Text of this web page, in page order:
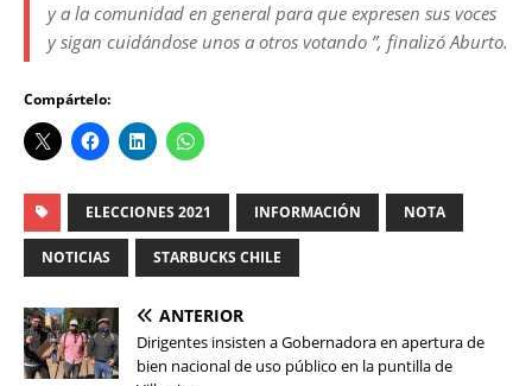
y a la comunidad en general para que expresen sus voces
y sigan cuidándose unos a otros votando ”, finalizó Aburto.
Compártelo:
ELECCIONES 2021 INFORMACIÓN NOTA
NOTICIAS STARBUCKS CHILE
ANTERIOR
Dirigentes insisten a Gobernadora en apertura de
bien nacional de uso público en la puntilla de